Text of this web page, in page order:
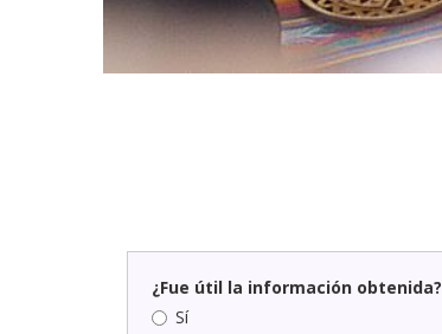
¿Fue útil la información obtenida?
Sí